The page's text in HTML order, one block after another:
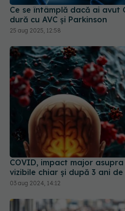
Ce se întâmplă dacă ai avut
dură cu AVC și Parkinson
25 aug 2025, 12:58
COVID, impact major
vizibile chiar și după 3 ani
03 aug 2024, 14:12